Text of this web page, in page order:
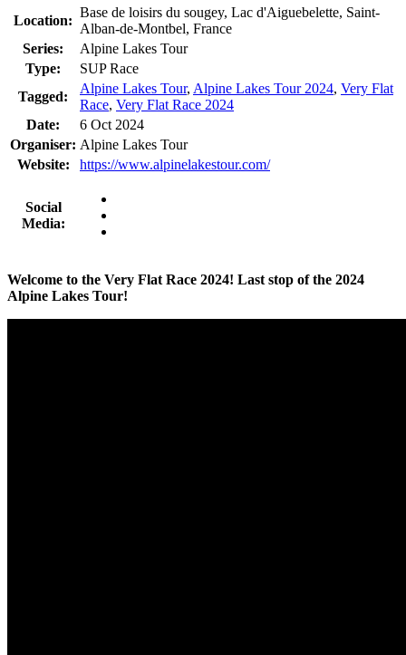
Location:
Base de loisirs du sougey, Lac d'Aiguebelette, Saint-
Alban-de-Montbel, France
Series:
Alpine Lakes Tour
Type:
SUP Race
Tagged:
Alpine Lakes Tour, Alpine Lakes Tour 2024, Very Flat
Race, Very Flat Race 2024
Date:
6 Oct 2024
Organiser: Alpine Lakes Tour
Website:
https://www.alpinelakestour.com/
Social
Media:
Welcome to the Very Flat Race 2024! Last stop of the 2024
Alpine Lakes Tour!